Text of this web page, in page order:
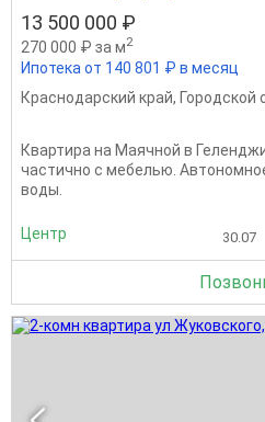
13 500 000 ₽
270 000 ₽ за м2
Ипотека от 140 801 ₽ в месяц
Краснодарский край, Городской
Квартира на Маячной в
частично с мебелью.
воды.
Центр 30.07